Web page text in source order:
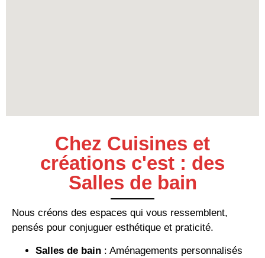
Chez Cuisines et
créations c'est : des
Salles de bain
Nous créons des espaces qui vous ressemblent,
pensés pour conjuguer esthétique et praticité.
Salles de bain : Aménagements personnalisés